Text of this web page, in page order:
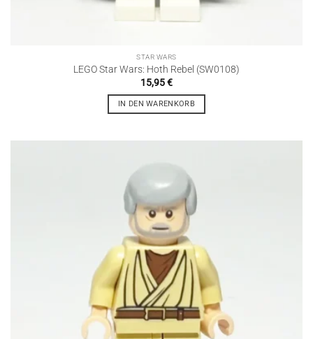
STAR WARS
LEGO Star Wars: Hoth Rebel (SW0108)
15,95€
IN DEN WARENKORB